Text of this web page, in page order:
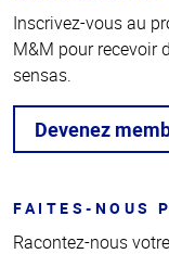
Inscrivez-vous au
M&M pour recevoir
sensas.
Devenez
FAITES-NOUS
Racontez-nous